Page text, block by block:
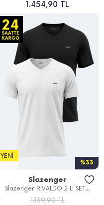
1.454,90 TL
%33
YENI
Slazenger
Slazenger RIVALDO 2 Lİ SET...
1.139,90 TL